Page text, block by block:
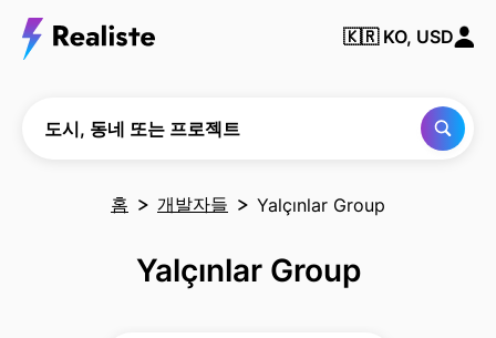
🇰🇷 KO, USD
도시, 동네 또는 프로젝트
홈 개발자들 Yalçınlar Group
Yalçınlar Group